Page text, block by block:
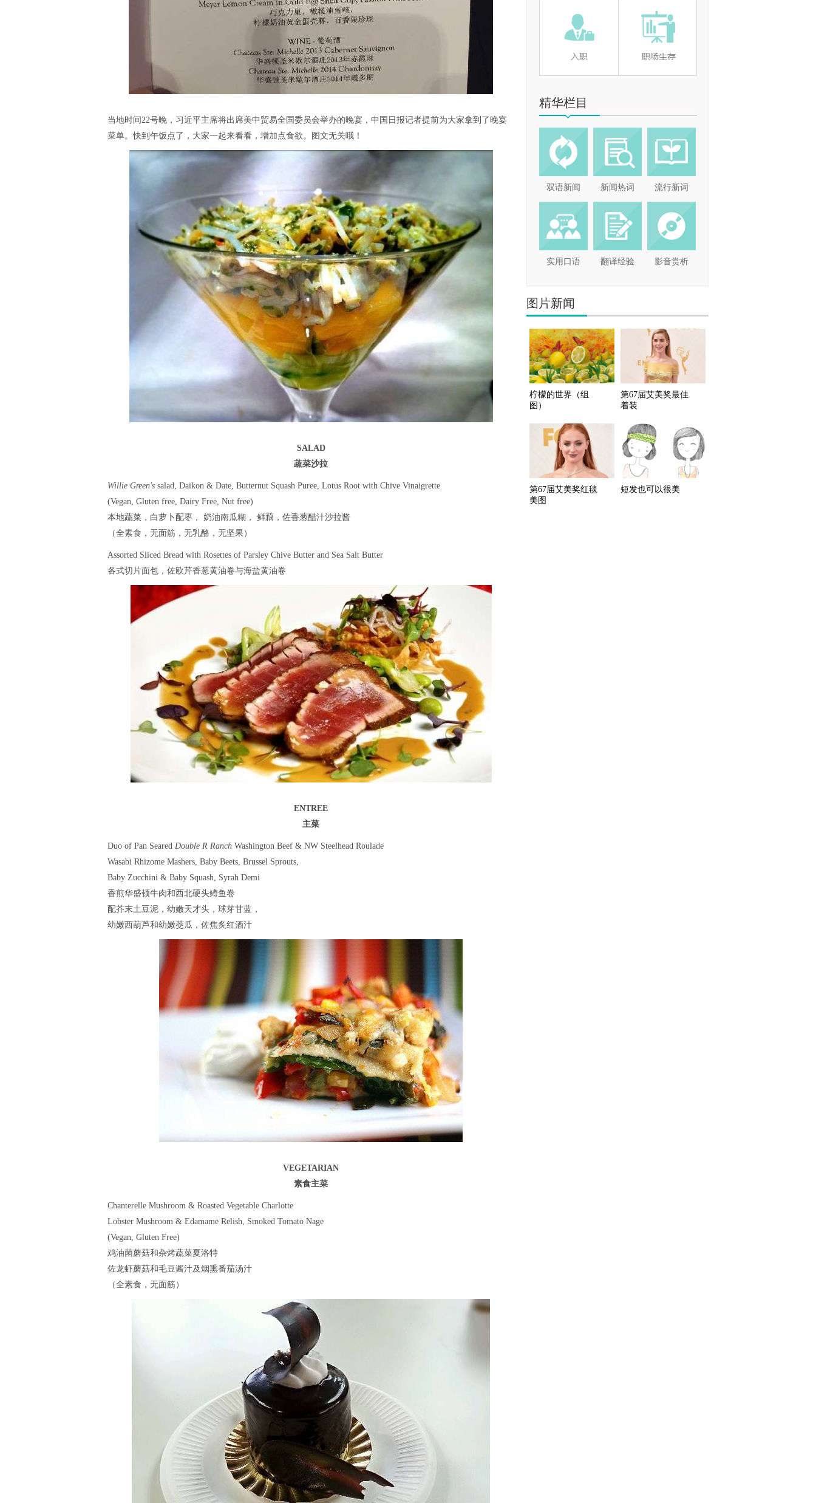
当地时间22号晚，习近平主席将出席美中贸易全国委员会举办的晚宴，中国日报记者提前为大家拿到了晚宴
菜单。快到午饭点了，大家一起来看看，增加点食欲。图文无关哦！
SALAD
蔬菜沙拉
Willie Green's salad, Daikon & Date, Butternut Squash Puree, Lotus Root with Chive Vinaigrette
(Vegan, Gluten free, Dairy Free, Nut free)
本地蔬菜，白萝卜配枣， 奶油南瓜糊， 鲜藕，佐香葱醋汁沙拉酱
（全素食，无面筋，无乳酪，无坚果）
Assorted Sliced Bread with Rosettes of Parsley Chive Butter and Sea Salt Butter
各式切片面包，佐欧芹香葱黄油卷与海盐黄油卷
ENTREE
主菜
Duo of Pan Seared Double R Ranch Washington Beef & NW Steelhead Roulade
Wasabi Rhizome Mashers, Baby Beets, Brussel Sprouts,
Baby Zucchini & Baby Squash, Syrah Demi
香煎华盛顿牛肉和西北硬头鳟鱼卷
配芥末土豆泥，幼嫩天才头，球芽甘蓝，
幼嫩西葫芦和幼嫩茭瓜，佐焦炙红酒汁
VEGETARIAN
素食主菜
Chanterelle Mushroom & Roasted Vegetable Charlotte
Lobster Mushroom & Edamame Relish, Smoked Tomato Nage
(Vegan, Gluten Free)
鸡油菌蘑菇和杂烤蔬菜夏洛特
佐龙虾蘑菇和毛豆酱汁及烟熏番茄汤汁
（全素食，无面筋）
精华栏目
双语新闻 新闻热词 流行新词
实用口语 翻译经验 影音赏析
图片新闻
柠檬的世界（组
图）
第67届艾美奖最佳
着装
第67届艾美奖红毯
美图
短发也可以很美